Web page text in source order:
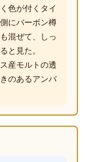
色が付くタイ
にバーボン樽
混ぜて、しっ
と見た。
産モルトの透
のあるアンバ